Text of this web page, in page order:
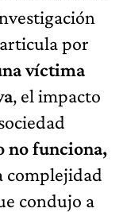
por
víctima
, el impacto
no funciona,
complejidad
condujo a